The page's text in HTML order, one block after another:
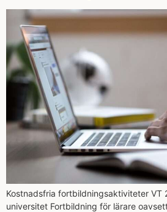
Kostnadsfria fortbildningsaktiviteter VT
universitet Fortbildning för lärare